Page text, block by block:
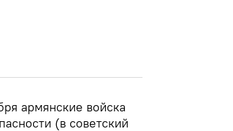
армянские войска
(в советский